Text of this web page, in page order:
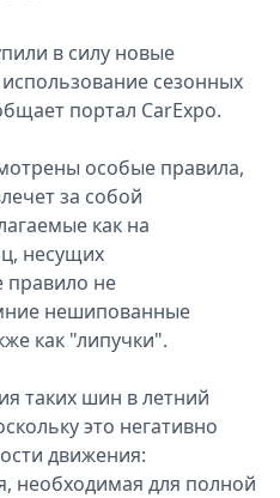
в силу новые
сезонных
портал CarExpo.
особые правила,
за собой
как на
несущих
правило не
нешипованные
как "липучки".
таких шин в летний
это негативно
движения:
необходимая для полной